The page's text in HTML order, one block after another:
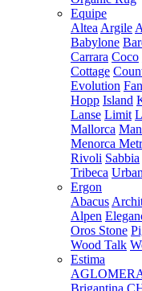
Equipe
Altea Argile
Babylone
Carrara Coco
Cottage
Evolution
Hopp Island
Lanse Limit
Mallorca
Menorca
Rivoli Sabbia
Tribeca Urban
Ergon
Abacus
Alpen
Oros Stone
Wood Talk
Estima